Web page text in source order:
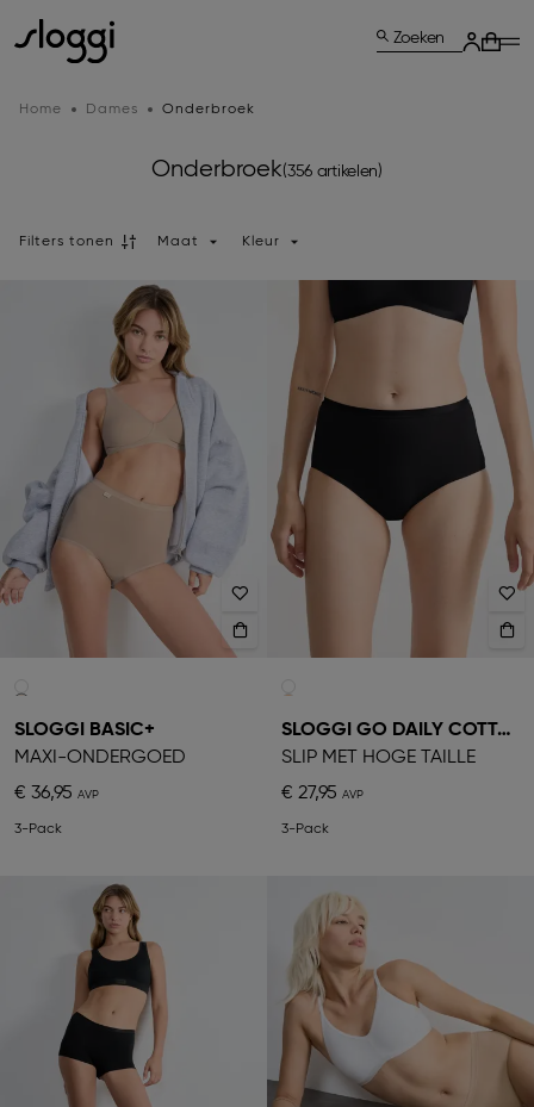
Zoeken
Home Dames Onderbroek
Onderbroek(356 artikelen)
Filters tonen Maat Kleur
SLOGGI BASIC+
MAXI-ONDERGOED
€ 36,95
3-Pack
SLOGGI GO DAILY COTTON
SLIP MET HOGE TAILLE
€ 27,95
3-Pack